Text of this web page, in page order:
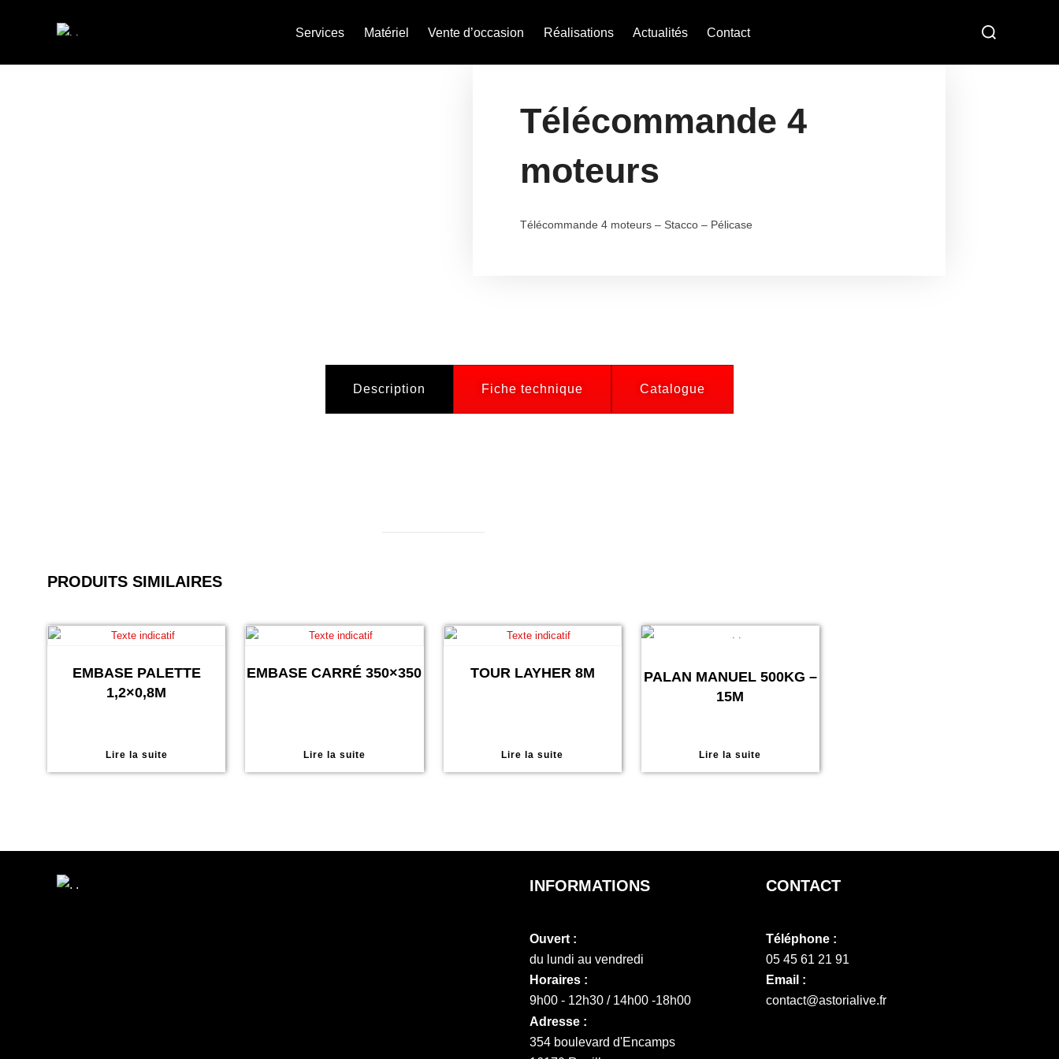
Services Matériel Vente d’occasion Réalisations Actualités Contact
Télécommande 4
moteurs
Télécommande 4 moteurs – Stacco – Pélicase
Description Fiche technique Catalogue
PRODUITS SIMILAIRES
EMBASE PALETTE
1,2×0,8M
Lire la suite
EMBASE CARRÉ 350×350
Lire la suite
TOUR LAYHER 8M
Lire la suite
PALAN MANUEL 500KG –
15M
Lire la suite
INFORMATIONS
Ouvert :
du lundi au vendredi
Horaires :
9h00 - 12h30 / 14h00 -18h00
Adresse :
354 boulevard d'Encamps
CONTACT
Téléphone :
05 45 61 21 91
Email :
contact@astorialive.fr